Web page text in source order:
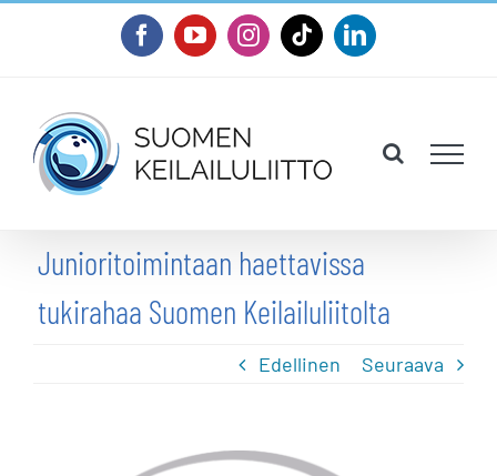
FacebookYouTubeInstagram
TiktokLinkedIn
Junioritoimintaan haettavissa
tukirahaa Suomen Keilailuliitolta
Edellinen Seuraava